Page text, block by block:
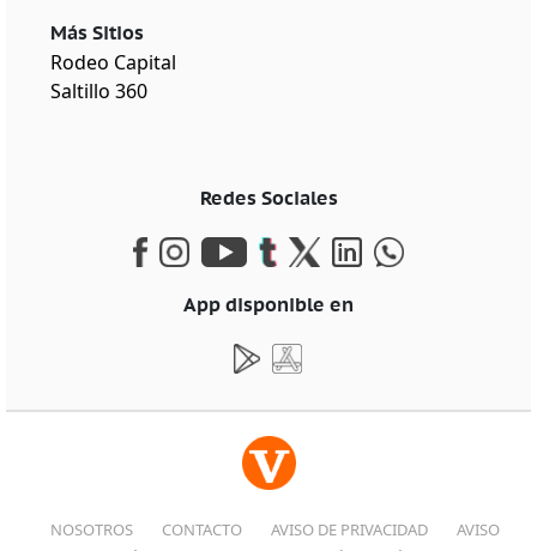
Más Sitios
Rodeo Capital
Saltillo 360
Redes Sociales
App disponible en
NOSOTROS CONTACTO AVISO DE PRIVACIDAD
AVISO